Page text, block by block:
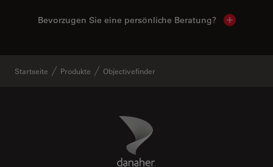
Bevorzugen Sie eine persönliche Beratung? Show
Startseite Produkte Objectivefinder
Danaher Logo